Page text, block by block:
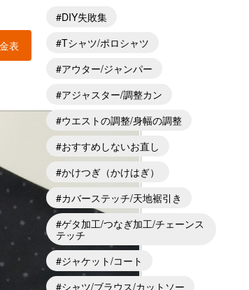
表
DIY失敗集
Tシャツ/ポロシャツ
アウター/ジャンパー
アジャスター/調整カン
ウエストの調整/身幅の調整
おすすめしないお直し
かけつぎ（かけはぎ）
カバーステッチ/天地裾引き
ゲタ加工/つなぎ加工/チェーンス
テッチ
ジャケット/コート
シャツ/ブラウス/カットソー